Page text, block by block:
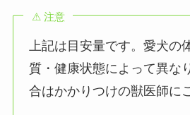
⚠ 注意
上記は目安量です。愛犬の
質・健康状態によって異な
合はかかりつけの獣医師に